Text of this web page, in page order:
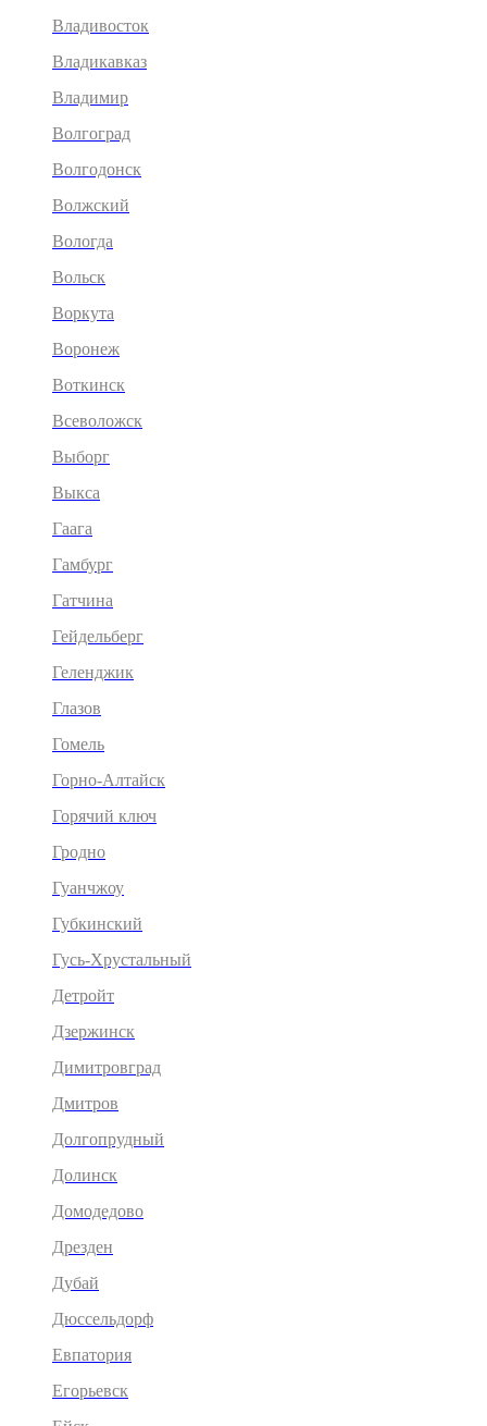
Владивосток
Владикавказ
Владимир
Волгоград
Волгодонск
Волжский
Вологда
Вольск
Воркута
Воронеж
Воткинск
Всеволожск
Выборг
Выкса
Гаага
Гамбург
Гатчина
Гейдельберг
Геленджик
Глазов
Гомель
Горно-Алтайск
Горячий ключ
Гродно
Гуанчжоу
Губкинский
Гусь-Хрустальный
Детройт
Дзержинск
Димитровград
Дмитров
Долгопрудный
Долинск
Домодедово
Дрезден
Дубай
Дюссельдорф
Евпатория
Егорьевск